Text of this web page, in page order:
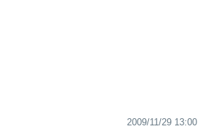
2009/11/29 13:00